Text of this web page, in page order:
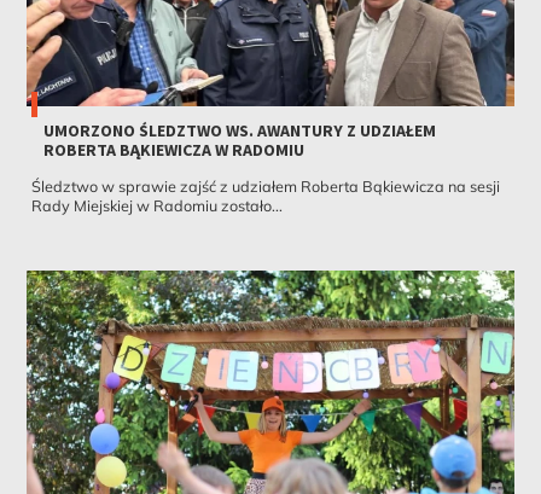
UMORZONO ŚLEDZTWO WS. AWANTURY Z UDZIAŁEM
ROBERTA BĄKIEWICZA W RADOMIU
Śledztwo w sprawie zajść z udziałem Roberta Bąkiewicza na sesji
Rady Miejskiej w Radomiu zostało...